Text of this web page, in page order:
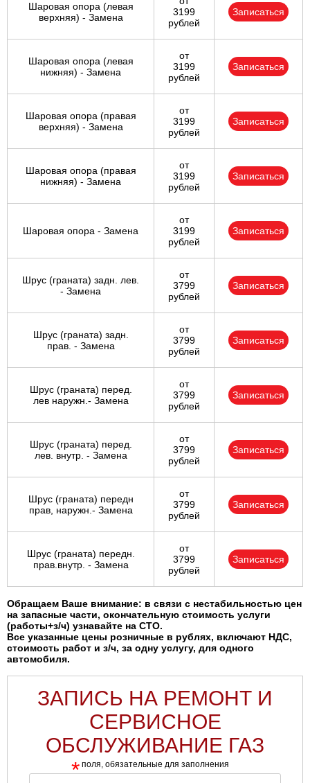
Шаровая опора (левая
верхняя) - Замена
3199
рублей
Записаться
Шаровая опора (левая
нижняя) - Замена
от
3199
рублей
Записаться
Шаровая опора (правая
верхняя) - Замена
от
3199
рублей
Записаться
Шаровая опора (правая
нижняя) - Замена
от
3199
рублей
Записаться
Шаровая опора - Замена
от
3199
рублей
Записаться
Шрус (граната) задн. лев.
- Замена
от
3799
рублей
Записаться
Шрус (граната) задн.
прав. - Замена
от
3799
рублей
Записаться
Шрус (граната) перед.
лев наружн.- Замена
от
3799
рублей
Записаться
Шрус (граната) перед.
лев. внутр. - Замена
от
3799
рублей
Записаться
Шрус (граната) передн
прав, наружн.- Замена
от
3799
рублей
Записаться
Шрус (граната) передн.
прав.внутр. - Замена
от
3799
рублей
Записаться
Обращаем Ваше внимание: в связи с нестабильностью цен
на запасные части, окончательную стоимость услуги
(работы+з/ч) узнавайте на СТО.
Все указанные цены розничные в рублях, включают НДС,
стоимость работ и з/ч, за одну услугу, для одного
автомобиля.
ЗАПИСЬ НА РЕМОНТ И
СЕРВИСНОЕ
ОБСЛУЖИВАНИЕ ГАЗ
* поля, обязательные для заполнения